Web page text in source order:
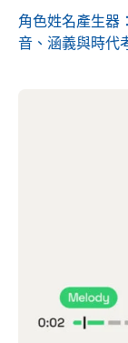
角色姓名產生器
音、涵義與時代